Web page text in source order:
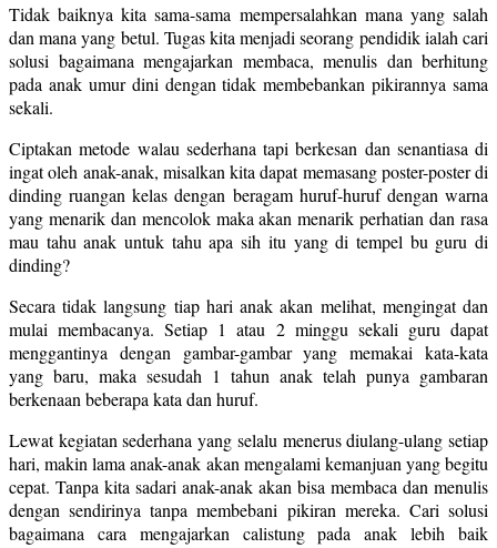
Tidak baiknya kita sama-sama mempersalahkan mana yang salah
dan mana yang betul. Tugas kita menjadi seorang pendidik ialah cari
solusi bagaimana mengajarkan membaca, menulis dan berhitung
pada anak umur dini dengan tidak membebankan pikirannya sama
sekali.
Ciptakan metode walau sederhana tapi berkesan dan senantiasa di
ingat oleh anak-anak, misalkan kita dapat memasang poster-poster di
dinding ruangan kelas dengan beragam huruf-huruf dengan warna
yang menarik dan mencolok maka akan menarik perhatian dan rasa
mau tahu anak untuk tahu apa sih itu yang di tempel bu guru di
dinding?
Secara tidak langsung tiap hari anak akan melihat, mengingat dan
mulai membacanya. Setiap 1 atau 2 minggu sekali guru dapat
menggantinya dengan gambar-gambar yang memakai kata-kata
yang baru, maka sesudah 1 tahun anak telah punya gambaran
berkenaan beberapa kata dan huruf.
Lewat kegiatan sederhana yang selalu menerus diulang-ulang setiap
hari, makin lama anak-anak akan mengalami kemanjuan yang begitu
cepat. Tanpa kita sadari anak-anak akan bisa membaca dan menulis
dengan sendirinya tanpa membebani pikiran mereka. Cari solusi
bagaimana cara mengajarkan calistung pada anak lebih baik